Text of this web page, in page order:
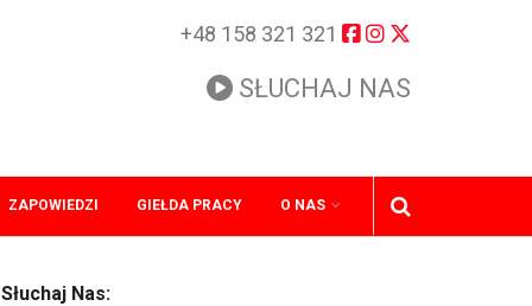
+48 158 321 321
SŁUCHAJ NAS
ZAPOWIEDZI GIEŁDA PRACY O NAS
Słuchaj Nas: